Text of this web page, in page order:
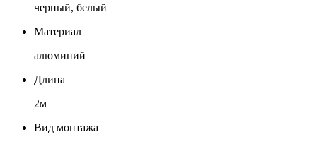
черный, белый
Материал
алюминий
Длина
2м
Вид монтажа